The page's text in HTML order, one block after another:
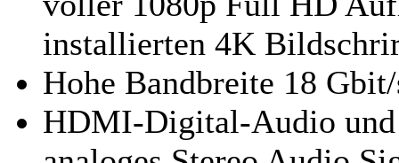
installierten 4K
Hohe Bandbreite 18
HDMI-Digital-Audio